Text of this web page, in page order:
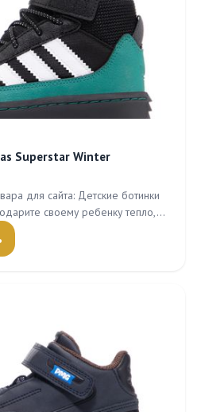
Superstar Winter
для сайта: Детские ботинки
своему ребенку тепло,…